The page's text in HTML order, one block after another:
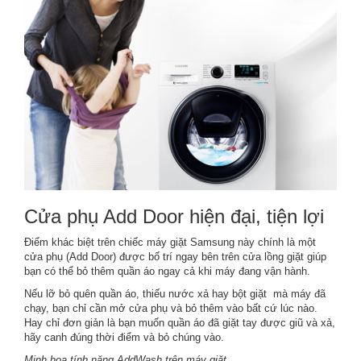
Cửa phụ Add Door hiện đại, tiện lợi
Điểm khác biệt trên chiếc máy giặt Samsung này chính là một
cửa phụ (Add Door) được bố trí ngay bên trên cửa lồng giặt giúp
bạn có thể bỏ thêm quần áo ngay cả khi máy đang vận hành.
Nếu lỡ bỏ quên quần áo, thiếu nước xả hay bột giặt mà máy đã
chạy, bạn chỉ cần mở cửa phụ và bỏ thêm vào bất cứ lúc nào.
Hay chỉ đơn giản là bạn muốn quần áo đã giặt tay được giũ và xả,
hãy canh đúng thời điểm và bỏ chúng vào.